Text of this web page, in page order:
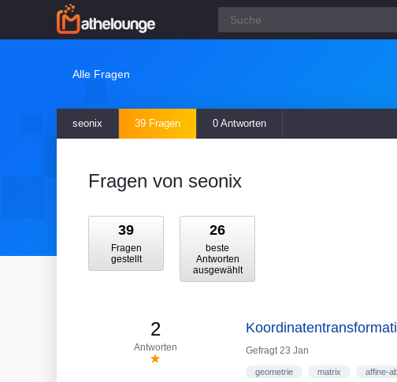
Alle Fragen
seonix 39 Fragen 0 Antworten
Fragen von seonix
39
Fragen
gestellt
26
beste
Antworten
ausgewählt
2
Antworten Gefragt 23 Jan
geometrie matrix affine-